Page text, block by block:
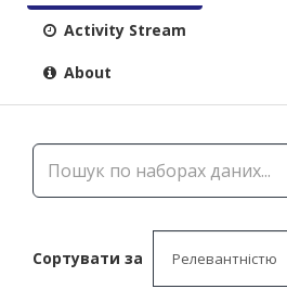
Activity Stream
About
Сортувати за